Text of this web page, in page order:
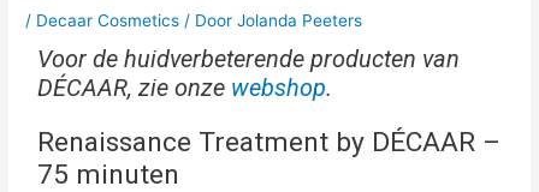
/ Decaar Cosmetics / DoorJolanda Peeters
Voor de huidverbeterende producten van
DÉCAAR, zie onze webshop.
Renaissance Treatment by DÉCAAR –
75 minuten